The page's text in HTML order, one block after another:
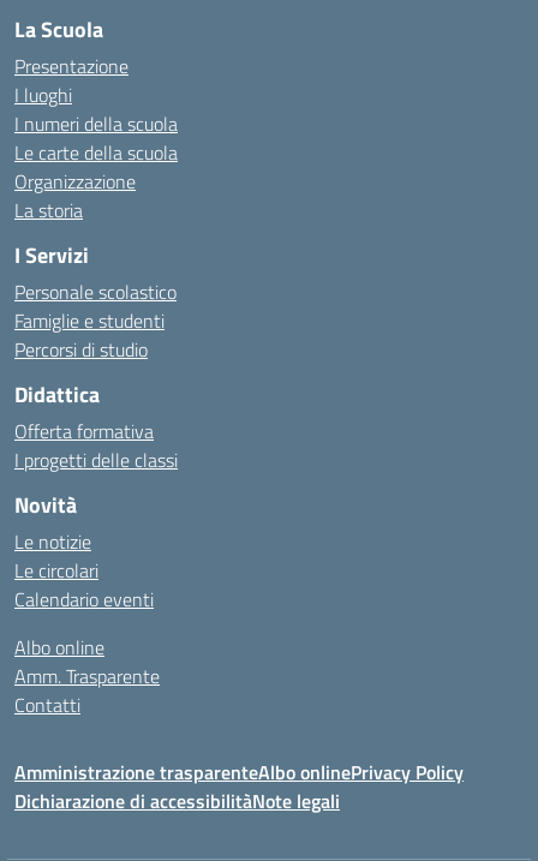
La Scuola
Presentazione
I luoghi
I numeri della scuola
Le carte della scuola
Organizzazione
La storia
I Servizi
Personale scolastico
Famiglie e studenti
Percorsi di studio
Didattica
Offerta formativa
I progetti delle classi
Novità
Le notizie
Le circolari
Calendario eventi
Albo online
Amm. Trasparente
Contatti
Amministrazione trasparenteAlbo onlinePrivacy Policy
Dichiarazione di accessibilitàNote legali